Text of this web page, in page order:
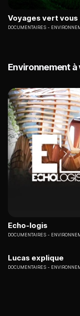
Voyages vert vous
DOCUMENTAIRES
Environnement à
Echo-logis
DOCUMENTAIRES
Lucas explique
DOCUMENTAIRES